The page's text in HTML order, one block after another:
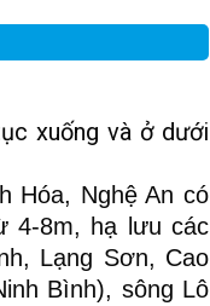
xuống và ở dưới
Hóa, Nghệ An có
4-8m, hạ lưu các
Lạng Sơn, Cao
Bình), sông Lô